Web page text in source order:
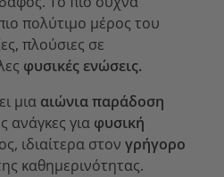
πολύτιμο μέρος του
πλούσιες σε
φυσικές ενώσεις.
μια αιώνια παράδοση
ανάγκες για φυσική
ιδιαίτερα στον γρήγορο
καθημερινότητας.